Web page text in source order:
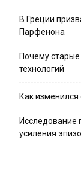
В Греции
Парфенона
Почему
технологий
Как
Исследование
усиления